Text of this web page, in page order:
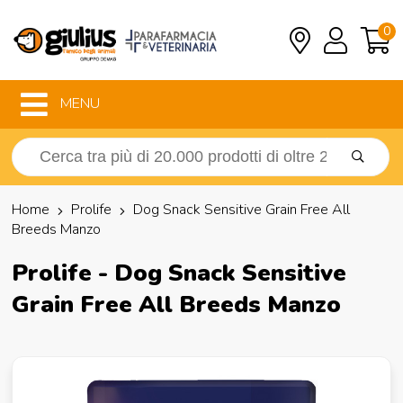
0
MENU
Home Prolife
Dog Snack Sensitive Grain Free All
Breeds Manzo
Prolife - Dog Snack Sensitive
Grain Free All Breeds Manzo